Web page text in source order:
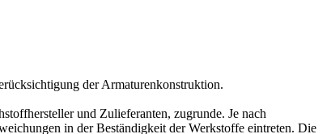
der Armaturenkonstruktion.
und Zulieferanten, zugrunde. Je nach
in der Beständigkeit der Werkstoffe eintreten. Die